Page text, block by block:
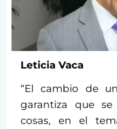
Leticia Vaca
“El cambio de
garantiza que
cosas, en el